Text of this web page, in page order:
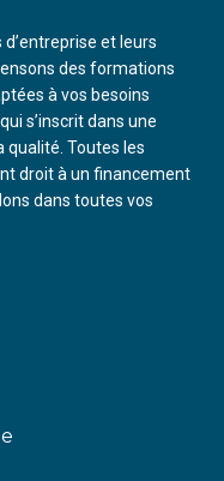
et leurs
des formations
à vos besoins
s’inscrit dans une
qualité. Toutes les
droit à un financement
dans toutes vos